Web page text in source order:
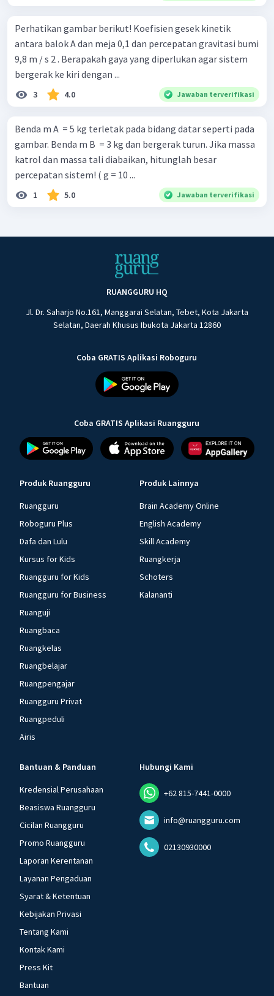
Perhatikan gambar berikut! Koefisien gesek kinetik
antara balok A dan meja 0,1 dan percepatan gravitasi bumi
9,8 m / s 2 . Berapakah gaya yang diperlukan agar sistem
bergerak ke kiri dengan ...
3 4.0 Jawaban terverifikasi
Benda m A ​ = 5 kg terletak pada bidang datar seperti pada
gambar. Benda m B ​ = 3 kg dan bergerak turun. Jika massa
katrol dan massa tali diabaikan, hitunglah besar
percepatan sistem! ( g = 10 ...
1 5.0 Jawaban terverifikasi
RUANGGURU HQ
Jl. Dr. Saharjo No.161, Manggarai Selatan, Tebet, Kota Jakarta
Selatan, Daerah Khusus Ibukota Jakarta 12860
Coba GRATIS Aplikasi Roboguru
Coba GRATIS Aplikasi Ruangguru
Produk Ruangguru
Ruangguru
Roboguru Plus
Dafa dan Lulu
Kursus for Kids
Ruangguru for Kids
Ruangguru for Business
Ruanguji
Ruangbaca
Ruangkelas
Ruangbelajar
Ruangpengajar
Ruangguru Privat
Ruangpeduli
Airis
Produk Lainnya
Brain Academy Online
English Academy
Skill Academy
Ruangkerja
Schoters
Kalananti
Bantuan & Panduan
Kredensial Perusahaan
Beasiswa Ruangguru
Cicilan Ruangguru
Promo Ruangguru
Laporan Kerentanan
Layanan Pengaduan
Syarat & Ketentuan
Kebijakan Privasi
Tentang Kami
Kontak Kami
Press Kit
Bantuan
Hubungi Kami
+62 815-7441-0000
info@ruangguru.com
02130930000